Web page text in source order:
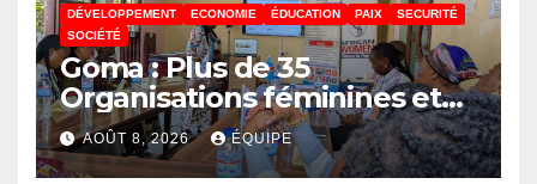
DÉVELOPPEMENT ECONOMIE ÉDUCATION PAIX
SECURITÉ
SOCIÉTÉ
Goma : Plus de 35
Organisations féminines et
associations des jeunes
réunies pour parler paix
AOÛT 8, 2026 ÉQUIPE